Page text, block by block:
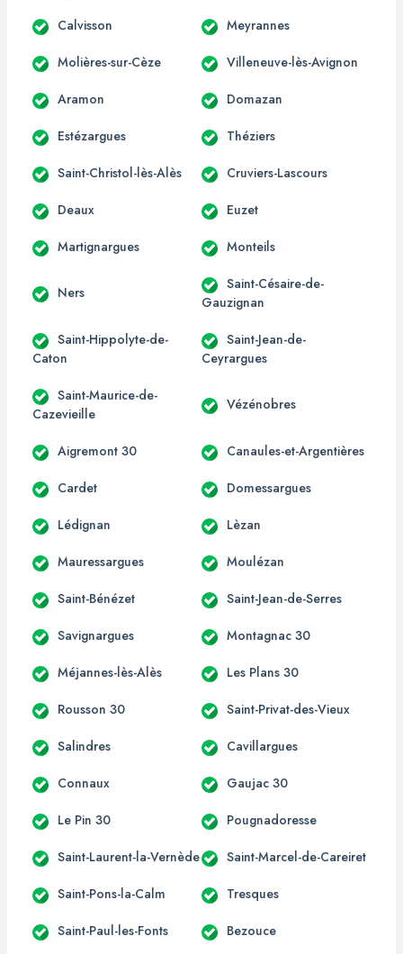
Calvisson Meyrannes
Molières-sur-Cèze Villeneuve-lès-Avignon
Aramon Domazan
Estézargues Théziers
Saint-Christol-lès-Alès Cruviers-Lascours
Deaux Euzet
Martignargues Monteils
Ners
Saint-Césaire-de-
Gauzignan
Saint-Hippolyte-de-
Caton
Saint-Jean-de-
Ceyrargues
Saint-Maurice-de-
Cazevieille
Vézénobres
Aigremont 30 Canaules-et-Argentières
Cardet Domessargues
Lédignan Lèzan
Mauressargues Moulézan
Saint-Bénézet Saint-Jean-de-Serres
Savignargues Montagnac 30
Méjannes-lès-Alès Les Plans 30
Rousson 30 Saint-Privat-des-Vieux
Salindres Cavillargues
Connaux Gaujac 30
Le Pin 30 Pougnadoresse
Saint-Laurent-la-Vernède Saint-Marcel-de-Careiret
Saint-Pons-la-Calm Tresques
Saint-Paul-les-Fonts Bezouce